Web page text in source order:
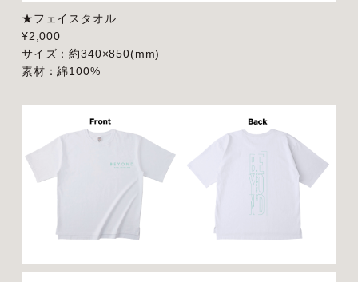
★フェイスタオル
¥2,000
サイズ：約340×850(mm)
素材：綿100%